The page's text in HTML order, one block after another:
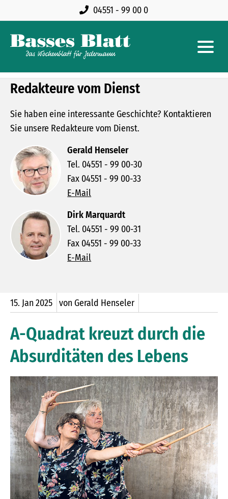
04551 - 99 00 0
Redakteure vom Dienst
Sie haben eine interessante Geschichte? Kontaktieren
Sie unsere Redakteure vom Dienst.
Gerald Henseler
Tel. 04551 - 99 00-30
Fax 04551 - 99 00-33
E-Mail
Dirk Marquardt
Tel. 04551 - 99 00-31
Fax 04551 - 99 00-33
E-Mail
15. Jan2025 von Gerald Henseler
A-Quadrat kreuzt durch die
Absurditäten des Lebens